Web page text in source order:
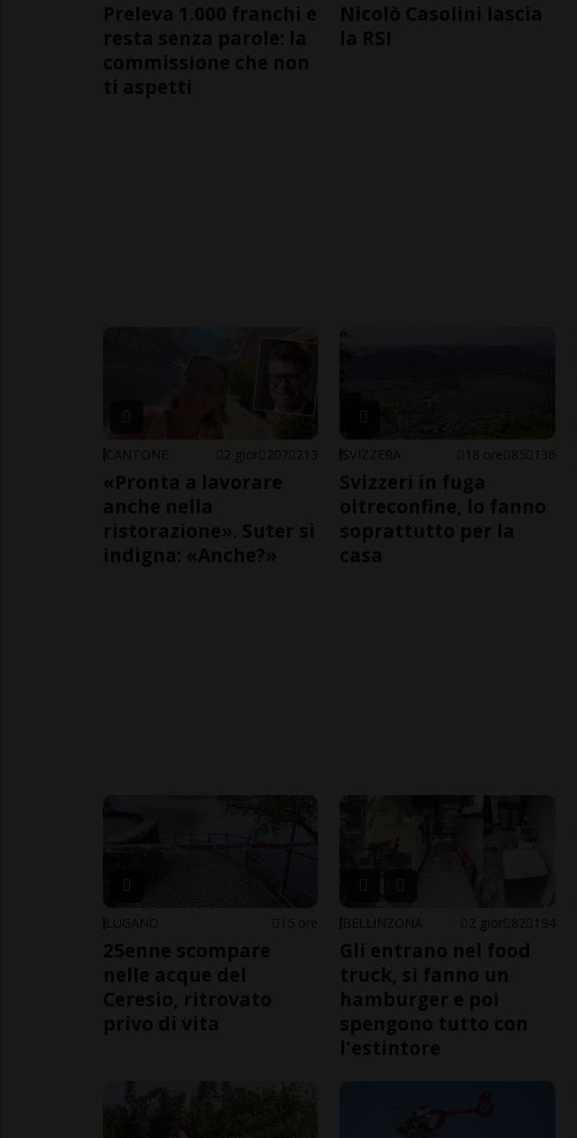
Preleva 1.000 franchi e
resta senza parole: la
commissione che non
ti aspetti
Nicolò Casolini lascia
la RSI
CANTONE 2 gior 207 213
«Pronta a lavorare
anche nella
ristorazione». Suter si
indigna: «Anche?»
SVIZZERA 18 ore 85 136
Svizzeri in fuga
oltreconfine, lo fanno
soprattutto per la
casa
LUGANO 15 ore
25enne scompare
nelle acque del
Ceresio, ritrovato
privo di vita
BELLINZONA 2 gior 82 194
Gli entrano nel food
truck, si fanno un
hamburger e poi
spengono tutto con
l'estintore